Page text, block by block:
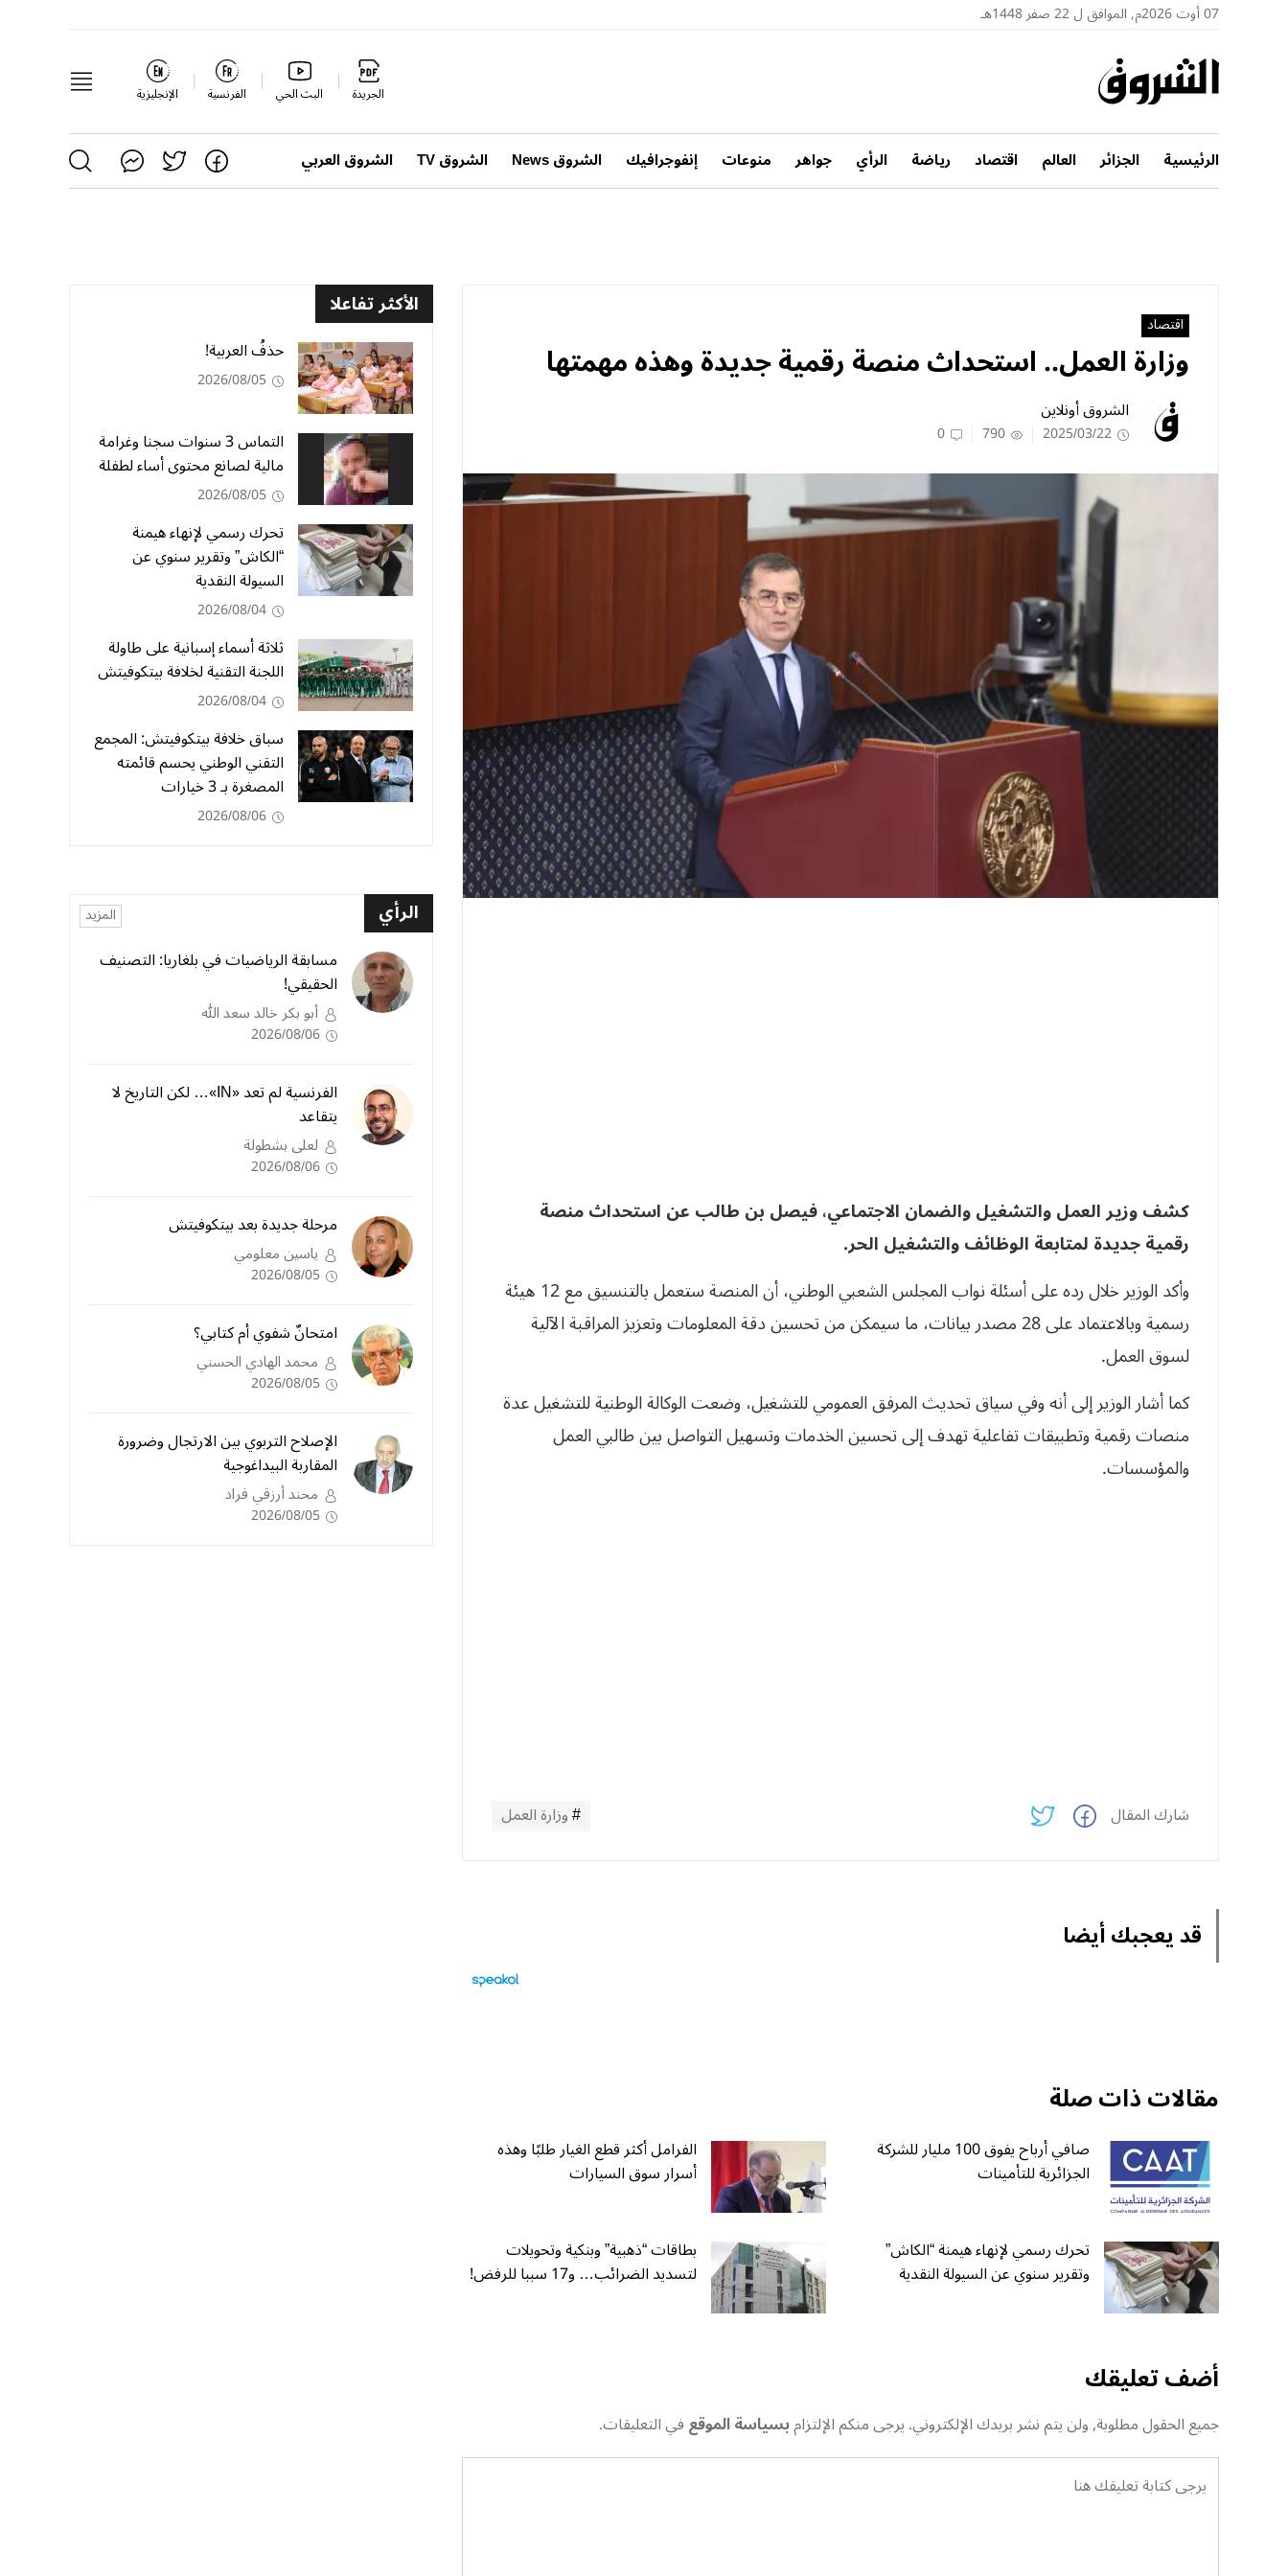
07 أوت 2026م, الموافق ل 22 صفر 1448هـ
الجريدة البث الحي الفرنسية الإنجليزية
الرئيسية الجزائر العالم اقتصاد رياضة الرأي جواهر منوعات إنفوجرافيك الشروق News الشروق TV الشروق العربي
اقتصاد
وزارة العمل.. استحداث منصة رقمية جديدة وهذه مهمتها
الشروق أونلاين
2025/03/22
790
0
كشف وزير العمل والتشغيل والضمان الاجتماعي، فيصل بن طالب عن استحداث منصة
رقمية جديدة لمتابعة الوظائف والتشغيل الحر.
وأكد الوزير خلال رده على أسئلة نواب المجلس الشعبي الوطني، أن المنصة ستعمل بالتنسيق مع 12 هيئة
رسمية وبالاعتماد على 28 مصدر بيانات، ما سيمكن من تحسين دقة المعلومات وتعزيز المراقبة الآلية
لسوق العمل.
كما أشار الوزير إلى أنه وفي سياق تحديث المرفق العمومي للتشغيل، وضعت الوكالة الوطنية للتشغيل عدة
منصات رقمية وتطبيقات تفاعلية تهدف إلى تحسين الخدمات وتسهيل التواصل بين طالبي العمل
والمؤسسات.
شارك المقال وزارة العمل
قد يعجبك أيضا
مقالات ذات صلة
صافي أرباح يفوق 100 مليار للشركة
الجزائرية للتأمينات
الفرامل أكثر قطع الغيار طلبًا وهذه
أسرار سوق السيارات
تحرك رسمي لإنهاء هيمنة “الكاش”
وتقرير سنوي عن السيولة النقدية
بطاقات “ذهبية” وبنكية وتحويلات
لتسديد الضرائب… و17 سببا للرفض!
أضف تعليقك
جميع الحقول مطلوبة, ولن يتم نشر بريدك الإلكتروني. يرجى منكم الإلتزامبسياسة الموقعفي التعليقات.
الأكثر تفاعلا
حذفُ العربية!
2026/08/05
التماس 3 سنوات سجنا وغرامة
مالية لصانع محتوى أساء لطفلة
2026/08/05
تحرك رسمي لإنهاء هيمنة
“الكاش” وتقرير سنوي عن
السيولة النقدية
2026/08/04
ثلاثة أسماء إسبانية على طاولة
اللجنة التقنية لخلافة بيتكوفيتش
2026/08/04
سباق خلافة بيتكوفيتش: المجمع
التقني الوطني يحسم قائمته
المصغرة بـ 3 خيارات
2026/08/06
الرأي المزيد
مسابقة الرياضيات في بلغاريا: التصنيف
الحقيقي!
أبو بكر خالد سعد الله
2026/08/06
الفرنسية لم تعد «IN»… لكن التاريخ لا
يتقاعد
لعلى بشطولة
2026/08/06
مرحلة جديدة بعد بيتكوفيتش
ياسين معلومي
2026/08/05
امتحانٌ شفوي أم كتابي؟
محمد الهادي الحسني
2026/08/05
الإصلاح التربوي بين الارتجال وضرورة
المقاربة البيداغوجية
محند أرزقي فراد
2026/08/05